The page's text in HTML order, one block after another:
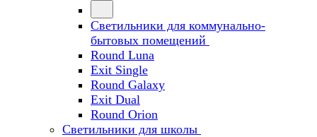
Светильники для коммунально-
бытовых помещений
Round Luna
Exit Single
Round Galaxy
Exit Dual
Round Orion
Светильники для школы